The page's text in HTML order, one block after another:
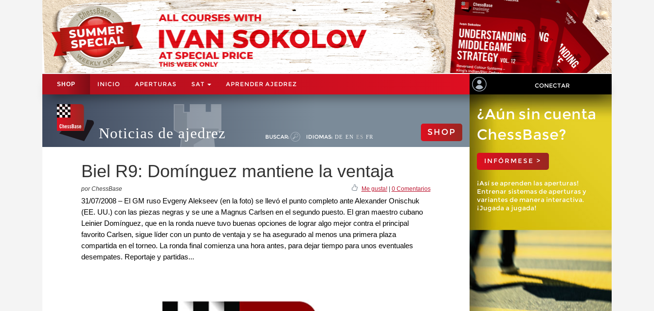
SHOP INICIO APERTURAS SAT APRENDER AJEDREZ CONECTAR
Noticias de ajedrez BUSCAR: IDIOMAS: DE EN ES FR SHOP
Biel R9: Domínguez mantiene la ventaja
por ChessBase Me gusta!| 0 Comentarios
31/07/2008 – El GM ruso Evgeny Alekseev (en la foto) se llevó el punto completo ante Alexander Onischuk
(EE. UU.) con las piezas negras y se une a Magnus Carlsen en el segundo puesto. El gran maestro cubano
Leinier Domínguez, que en la ronda nueve tuvo buenas opciones de lograr algo mejor contra el principal
favorito Carlsen, sigue líder con un punto de ventaja y se ha asegurado al menos una primera plaza
compartida en el torneo. La ronda final comienza una hora antes, para dejar tiempo para unos eventuales
desempates. Reportaje y partidas...
¿Aún sin cuenta
ChessBase?
INFÓRMESE >
¡Así se aprenden las aperturas!
Entrenar sistemas de aperturas y
variantes de manera interactiva.
¡Jugada a jugada!